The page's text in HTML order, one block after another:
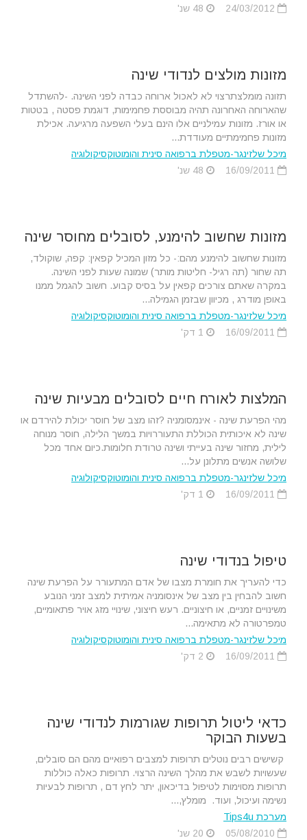
מזונות מולצים לנדודי שינה
תזונה מומלצתרצוי לא לאכול ארוחה כבדה לפני השינה. -להשתדל
שהארוחה האחרונה תהיה מבוססת פחמימות, דוגמת פסטה , בטטות
או אורז. מזונות עמילניים אלו הינם בעלי השפעה מרגיעה. אכילת
מזונות פחמימתיים מעודדת...
מיכל שלזינגר-מטפלת ברפואה סינית והומוטוקסיקולוגיה
מזונות שחשוב להימנע, לסובלים מחוסר שינה
מזונות שחשוב להימנע מהם:- כל מזון המכיל קפאין: קפה, שוקולד,
תה שחור (תה רגיל- חליטות מותר) שמונה שעות לפני השינה.
במקרה שאתם צורכים קפאין על בסיס קבוע. חשוב להגמל ממנו
באופן מודרג , מכיוון שבזמן הגמילה...
מיכל שלזינגר-מטפלת ברפואה סינית והומוטוקסיקולוגיה
המלצות לאורח חיים לסובלים מבעיות שינה
מהי הפרעת שינה - אינמסומניה ?זהו מצב של חוסר יכולת להירדם או
שינה לא איכותית הכוללת התעוררויות במשך הלילה, חוסר מנוחה
לילית, מחזור שינה בעייתי ושינה טרודת חלומות.כיום אחד מכל
שלושה אנשים מתלונן על...
מיכל שלזינגר-מטפלת ברפואה סינית והומוטוקסיקולוגיה
טיפול בנדודי שינה
כדי להעריך את חומרת מצבו של אדם המתעורר על הפרעת שינה
חשוב להבחין בין מצב של אינסומניה אמיתית למצב זמני הנובע
משינויים זמניים, או חיצוניים. רעש חיצוני, שינויי מזג אויר פתאומיים,
טמפרטורה לא מתאימה...
מיכל שלזינגר-מטפלת ברפואה סינית והומוטוקסיקולוגיה
כדאי ליטול תרופות שגורמות לנדודי שינה
בשעות הבוקר
קשישים רבים נוטלים תרופות למצבים רפואיים מהם הם סובלים,
שעשויות לשבש את מהלך השינה הרצוי. תרופות כאלה כוללות
תרופות מסוימות לטיפול בדיכאון, יתר לחץ דם , תרופות לבעיות
נשימה ועיכול, ועוד. מומלץ,...
מערכת Tips4u